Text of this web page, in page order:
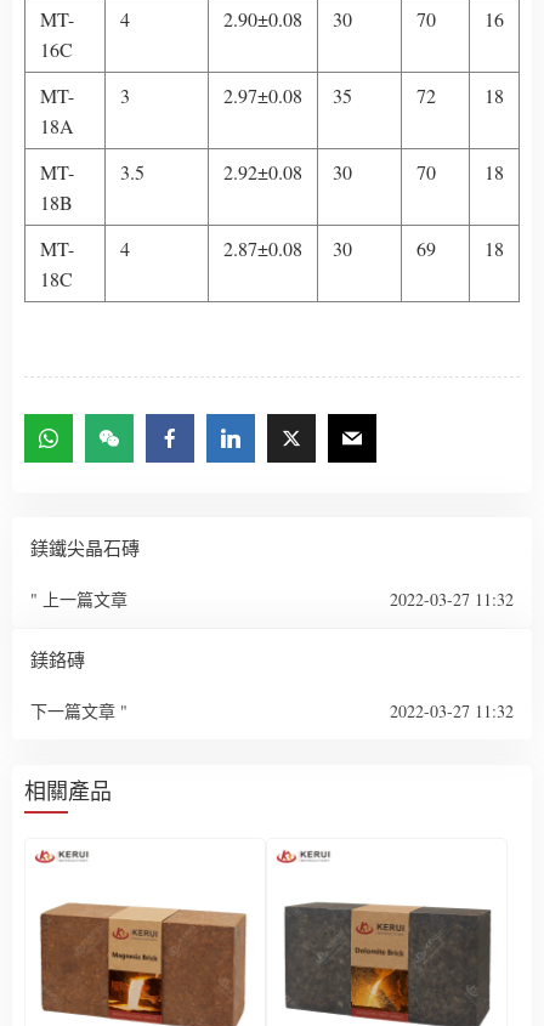
MT-
16C
4 2.90±0.08 30 70 16
MT-
18A
3 2.97±0.08 35 72 18
MT-
18B
3.5 2.92±0.08 30 70 18
MT-
18C
4 2.87±0.08 30 69 18
鎂鐵尖晶石磚
" 上一篇文章 2022-03-27 11:32
鎂鉻磚
下一篇文章 " 2022-03-27 11:32
相關產品